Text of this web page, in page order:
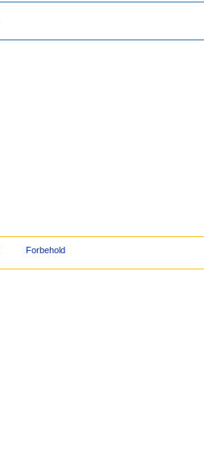
Forbehold